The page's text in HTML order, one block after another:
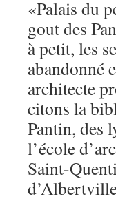
«Palais du
gout des
à petit, les
abandonné
architecte
citons la
Pantin, des
l’école
Saint-